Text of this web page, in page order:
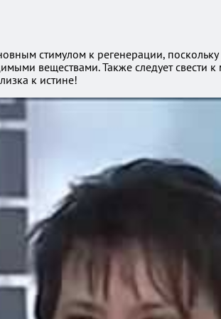
стимулом к регенерации,
веществами. Также следует свести
к истине!